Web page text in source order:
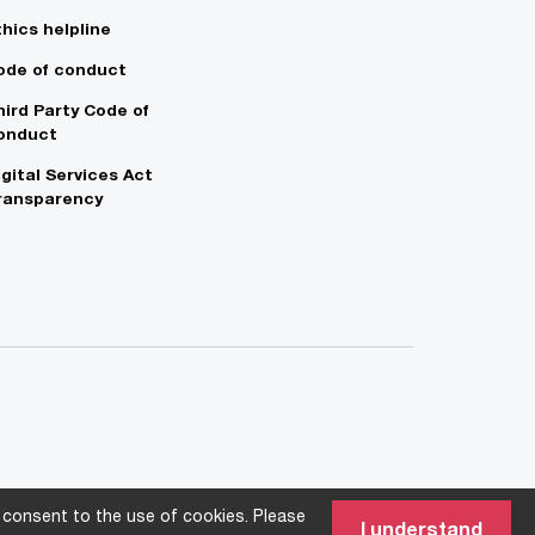
to the use of cookies. Please
I understand
helpline
of conduct
Party Code of
Services Act